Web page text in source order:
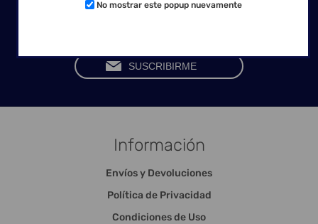
Información
Envíos y Devoluciones
Política de Privacidad
Condiciones de Uso
No mostrar este popup nuevamente